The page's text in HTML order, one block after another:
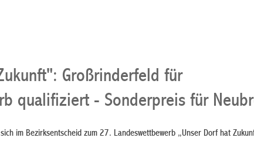
Großrinderfeld für
qualifiziert - Sonderpreis für
im Bezirksentscheid zum 27. Landeswettbewerb „Unser Dorf hat